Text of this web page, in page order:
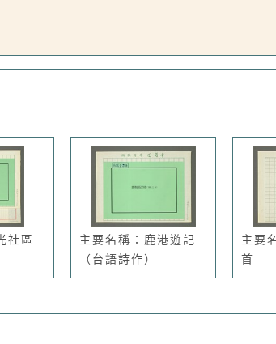
社區
主要名稱：鹿港遊記
（台語詩作）
主要
首